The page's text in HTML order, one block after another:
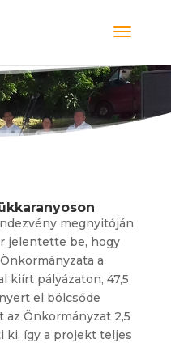
megnyitóján
jelentette be, hogy
a
kiírt pályázaton, 47,5
el bölcsőde
az Önkormányzat 2,5
ki, így a projekt teljes